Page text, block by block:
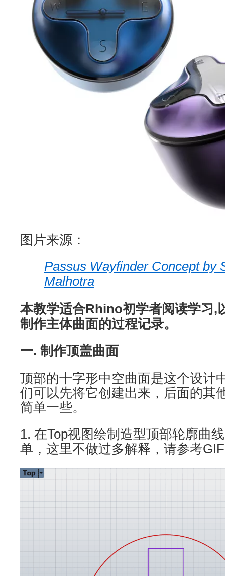
图片来源：
Passus Wayfinder Concept by
Malhotra
本教学适合Rhino初学者阅读学习,
制作主体曲面的过程记录。
一. 制作顶盖曲面
顶部的十字形中空曲面是这个设计
们可以先将它创建出来，后面的其
简单一些。
1. 在Top视图绘制造型顶部轮廓曲
单，这里不做过多解释，请参考